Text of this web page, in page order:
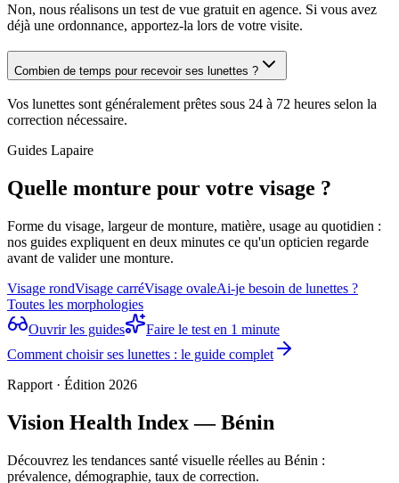
Non, nous réalisons un test de vue gratuit en agence. Si vous avez
déjà une ordonnance, apportez-la lors de votre visite.
Combien de temps pour recevoir ses lunettes ?
Vos lunettes sont généralement prêtes sous 24 à 72 heures selon la
correction nécessaire.
Guides Lapaire
Quelle monture pour votre visage ?
Forme du visage, largeur de monture, matière, usage au quotidien :
nos guides expliquent en deux minutes ce qu'un opticien regarde
avant de valider une monture.
Visage rondVisage carréVisage ovaleAi-je besoin de lunettes ?
Toutes les morphologies
Ouvrir les guides
Faire le test en 1 minute
Comment choisir ses lunettes : le guide complet
Rapport · Édition 2026
Vision Health Index — Bénin
Découvrez les tendances santé visuelle réelles au Bénin :
prévalence, démographie, taux de correction.